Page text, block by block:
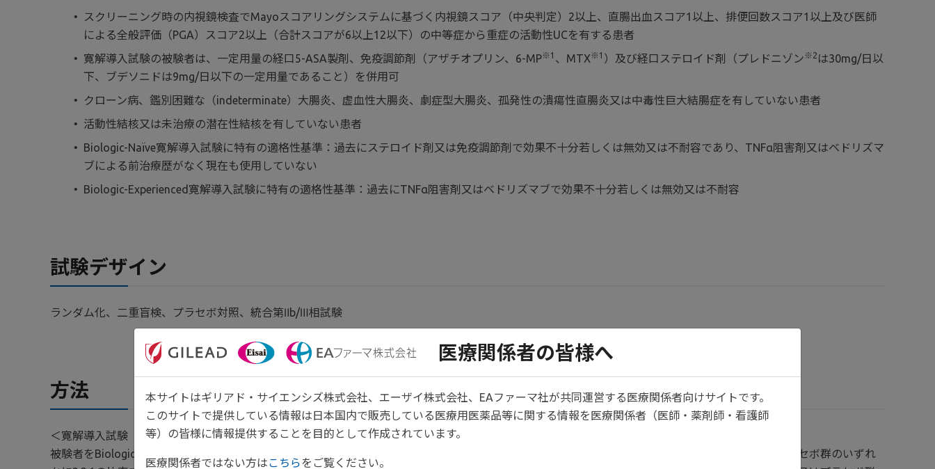
スクリーニング時の内視鏡検査でMayoスコアリングシステムに基づく内視鏡スコア（中央判定）2以上、直腸出血スコア1以上、排便回数スコア1以上及び医師
による全般評価（PGA）スコア2以上（合計スコアが6以上12以下）の中等症から重症の活動性UCを有する患者
寛解導入試験の被験者は、一定用量の経口5-ASA製剤、免疫調節剤（アザチオプリン、6-MP※1 、MTX ※1 ）及び経口ステロイド剤（プレドニゾン ※2 は30mg/日以
下、ブデソニドは9mg/日以下の一定用量であること）を併用可
クローン病、鑑別困難な（indeterminate）大腸炎、虚血性大腸炎、劇症型大腸炎、孤発性の潰瘍性直腸炎又は中毒性巨大結腸症を有していない患者
活動性結核又は未治療の潜在性結核を有していない患者
Biologic-Naïve寛解導入試験に特有の適格性基準：過去にステロイド剤又は免疫調節剤で効果不十分若しくは無効又は不耐容であり、TNFα阻害剤又はベドリズマ
ブによる前治療歴がなく現在も使用していない
Biologic-Experienced寛解導入試験に特有の適格性基準：過去にTNFα阻害剤又はベドリズマブで効果不十分若しくは無効又は不耐容
試験デザイン
ランダム化、二重盲検、プラセボ対照、統合第Ⅱb/Ⅲ相試験
方法
＜寛解導入試験（Day 1～Week 11）＞
被験者をBiologic-Naïve寛解導入試験又はBiologic-Experienced寛解導入試験に組み入れた後、盲検下でジセレカ200mg群、ジセレカ100mg群又はプラセボ群のいずれ
医療関係者の皆様へ
本サイトはギリアド・サイエンシズ株式会社、エーザイ株式会社、EAファーマ社が共同運営する医療関係者向けサイトです。
このサイトで提供している情報は日本国内で販売している医療用医薬品等に関する情報を医療関係者（医師・薬剤師・看護師
等）の皆様に情報提供することを目的として作成されています。
医療関係者ではない方はこちら をご覧ください。